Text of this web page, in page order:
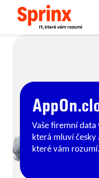
Vaše firemní
která mluví česky
které vám rozumí.